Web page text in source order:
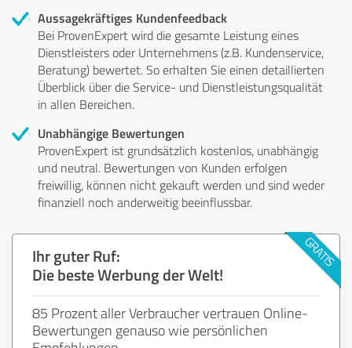
Aussagekräftiges Kundenfeedback
Bei ProvenExpert wird die gesamte Leistung eines
Dienstleisters oder Unternehmens (z.B. Kundenservice,
Beratung) bewertet. So erhalten Sie einen detaillierten
Überblick über die Service- und Dienstleistungsqualität
in allen Bereichen.
Unabhängige Bewertungen
ProvenExpert ist grundsätzlich kostenlos, unabhängig
und neutral. Bewertungen von Kunden erfolgen
freiwillig, können nicht gekauft werden und sind weder
finanziell noch anderweitig beeinflussbar.
Ihr guter Ruf:
Die beste Werbung der Welt!
85 Prozent aller Verbraucher vertrauen Online-
Bewertungen genauso wie persönlichen